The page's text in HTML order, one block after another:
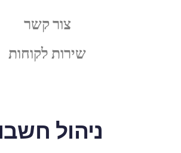
צור קשר
שירות לקוחות
ניהול